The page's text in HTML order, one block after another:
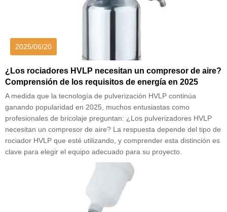
2025/06/20
¿Los rociadores HVLP necesitan un compresor de aire?
Comprensión de los requisitos de energía en 2025
A medida que la tecnología de pulverización HVLP continúa
ganando popularidad en 2025, muchos entusiastas como
profesionales de bricolaje preguntan: ¿Los pulverizadores HVLP
necesitan un compresor de aire? La respuesta depende del tipo de
rociador HVLP que esté utilizando, y comprender esta distinción es
clave para elegir el equipo adecuado para su proyecto.